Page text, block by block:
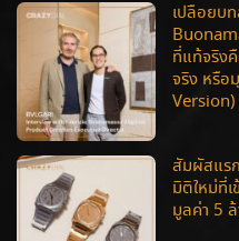
เปลือยบ
ที่แท้จริง
จริง หรือ
Version)
สัมผัสแร
มิติใหม่ที่
มูลค่า 5